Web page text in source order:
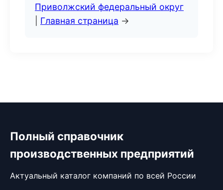
Приволжский федеральный округ
Главная страница →
Полный справочник
производственных предприятий
Актуальный каталог компаний по всей России